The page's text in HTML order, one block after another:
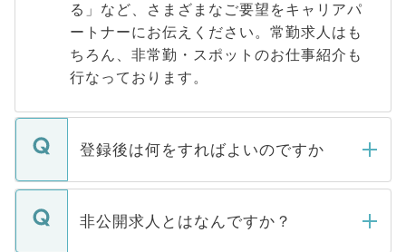
る」など、さまざまなご要望をキャリアパ
ートナーにお伝えください。常勤求人はも
ちろん、非常勤・スポットのお仕事紹介も
行なっております。
登録後は何をすればよいのですか
ご登録いただきましたら、弊社担当者がご
登録内容を確認し、その後メールもしくは
非公開求人とはなんですか？